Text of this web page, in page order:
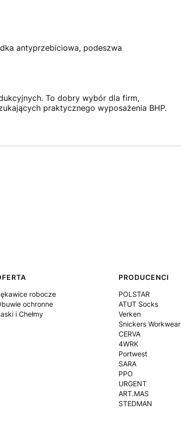
antyprzebiciowa, podeszwa
To dobry wybór dla firm,
praktycznego wyposażenia BHP.
robocze
ochronne
i Chełmy
PRODUCENCI
POLSTAR
ATUT Socks
Verken
Snickers Workwear
CERVA
4WRK
Portwest
SARA
PPO
URGENT
ART.MAS
STEDMAN